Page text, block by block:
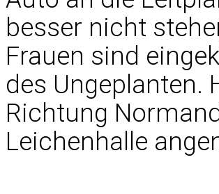
besser nicht
Frauen sind
des Ungeplanten.
Richtung
Leichenhalle